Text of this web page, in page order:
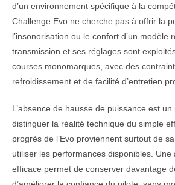
d’un environnement spécifique à la
Challenge Evo ne cherche pas à offrir la
l’insonorisation ou le confort d’un modèle
transmission et ses réglages sont
courses monomarques, avec des
refroidissement et de facilité d’entretien
L’absence de hausse de puissance est
distinguer la réalité technique du simple
progrès de l’Evo proviennent surtout de
utiliser les performances disponibles.
efficace permet de conserver davantage